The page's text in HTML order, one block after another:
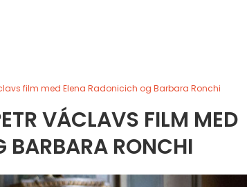
film med Elena Radonicich og Barbara Ronchi
VÁCLAVS FILM MED
BARBARA RONCHI